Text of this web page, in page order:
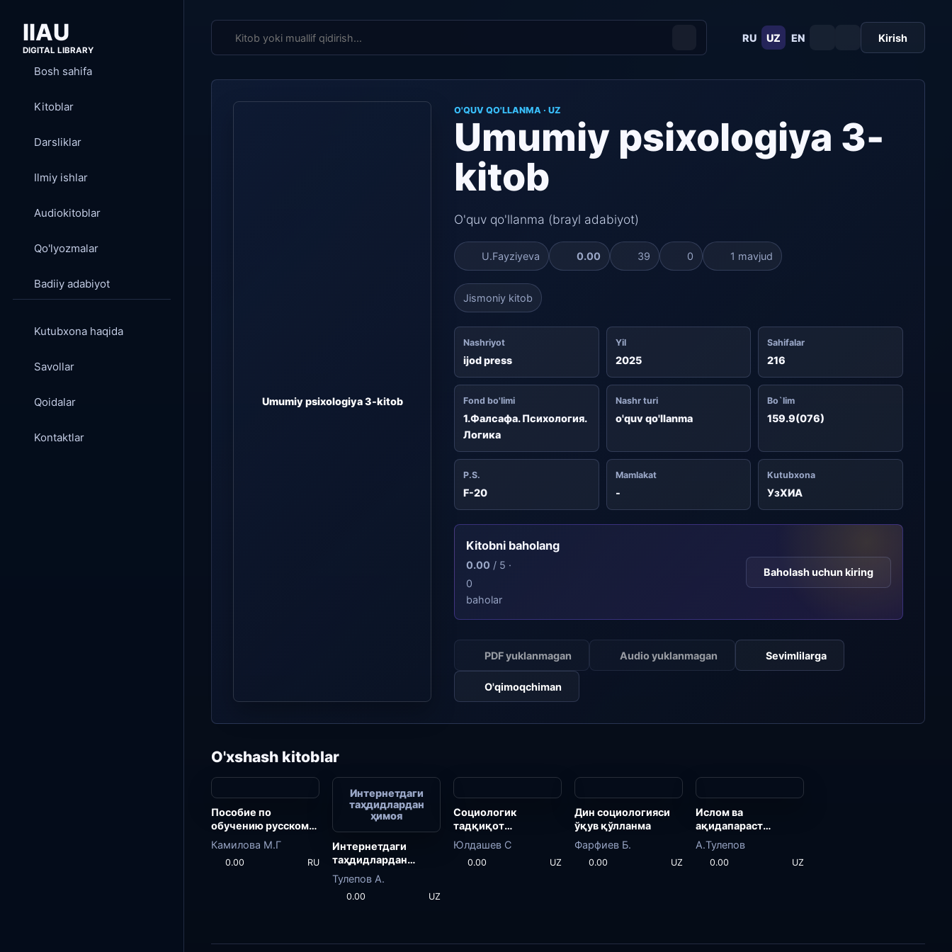
IIAU
DIGITAL LIBRARY
Bosh sahifa
Kitoblar
Darsliklar
Ilmiy ishlar
Audiokitoblar
Qo'lyozmalar
Badiiy adabiyot
Kutubxona haqida
Savollar
Qoidalar
Kontaktlar
RU UZ EN Kirish
Umumiy psixologiya 3-kitob
O'QUV QO'LLANMA · UZ
Umumiy psixologiya 3-
kitob
O'quv qo'llanma (brayl adabiyot)
U.Fayziyeva 0.00 39 0 1 mavjud
Jismoniy kitob
Nashriyot
ijod press
Yil
2025
Sahifalar
216
Fond bo'limi
1.Фалсафа. Психология.
Логика
Nashr turi
o'quv qo'llanma
Bo`lim
159.9(076)
P.S.
F-20
Mamlakat
-
Kutubxona
УзХИА
Kitobni baholang
0.00 / 5 ·
0
baholar
Baholash uchun kiring
PDF yuklanmagan Audio yuklanmagan Sevimlilarga
O'qimoqchiman
O'xshash kitoblar
Пособие по
обучению русскому
языку
Камилова М.Г
0.00 RU
Интернетдаги
таҳдидлардан
ҳимоя
Интернетдаги
таҳдидлардан
ҳимоя
Тулепов А.
0.00 UZ
Социологик
тадқиқот
методологияси
Юлдашев С
0.00 UZ
Дин социологияси
ўқув қўлланма
Фарфиев Б.
0.00 UZ
Ислом ва
ақидапараст
оқимлар
А.Тулепов
0.00 UZ